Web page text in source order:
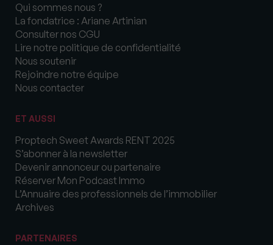
Qui sommes nous ?
La fondatrice : Ariane Artinian
Consulter nos CGU
Lire notre politique de confidentialité
Nous soutenir
Rejoindre notre équipe
Nous contacter
ET AUSSI
Proptech Sweet Awards RENT 2025
S’abonner à la newsletter
Devenir annonceur ou partenaire
Réserver Mon Podcast Immo
L’Annuaire des professionnels de l’immobilier
Archives
PARTENAIRES